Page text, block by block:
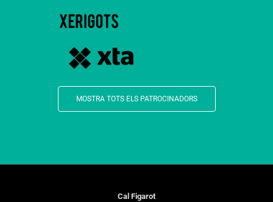
MOSTRA TOTS ELS PATROCINADORS
Cal Figarot